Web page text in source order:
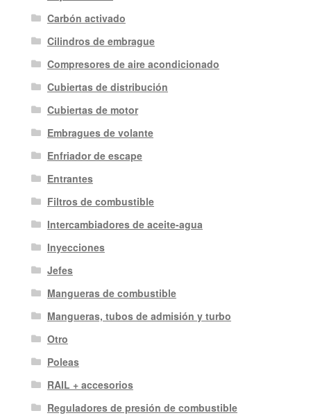
Carbón activado
Cilindros de embrague
Compresores de aire acondicionado
Cubiertas de distribución
Cubiertas de motor
Embragues de volante
Enfriador de escape
Entrantes
Filtros de combustible
Intercambiadores de aceite-agua
Inyecciones
Jefes
Mangueras de combustible
Mangueras, tubos de admisión y turbo
Otro
Poleas
RAIL + accesorios
Reguladores de presión de combustible